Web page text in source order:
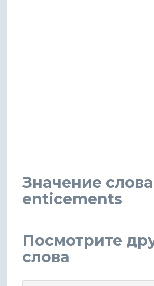
Значение слова
enticements
Посмотрите
слова